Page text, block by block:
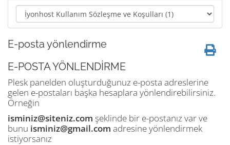
E-posta yönlendirme
E-POSTA YÖNLENDİRME
Plesk panelden oluşturduğunuz e-posta adreslerine
gelen e-postaları başka hesaplara yönlendirebilirsiniz.
Örneğin
isminiz@siteniz.com şeklinde bir e-postanız var ve
bunu isminiz@gmail.com adresine yönlendirmek
istiyorsanız